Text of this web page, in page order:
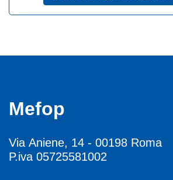
Mefop
Via Aniene, 14 - 00198 Roma
P.iva 05725581002